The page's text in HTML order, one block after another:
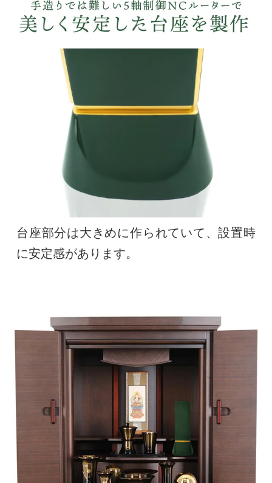
台座部分は大きめに作られていて、設置時
に安定感があります。